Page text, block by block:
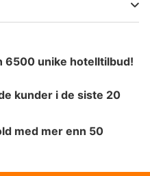
6500 unike hotelltilbud!
kunder i de siste 20
med mer enn 50